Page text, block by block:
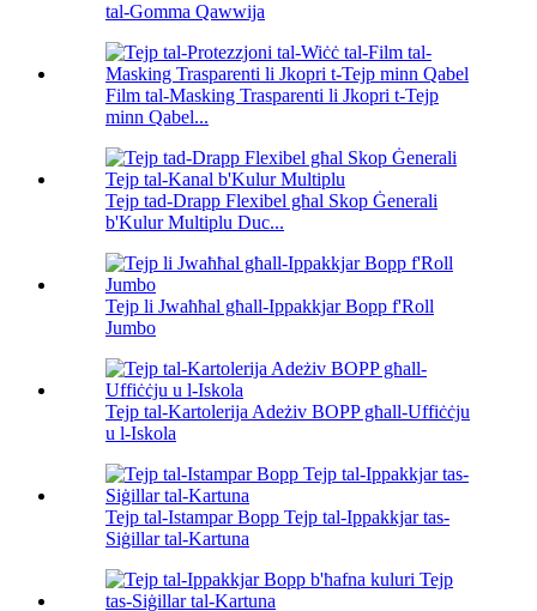
tal-Gomma Qawwija
Film tal-Masking Trasparenti li Jkopri t-Tejp
minn Qabel...
Tejp tad-Drapp Flexibel għal Skop Ġenerali
b'Kulur Multiplu Duc...
Tejp li Jwaħħal għall-Ippakkjar Bopp f'Roll
Jumbo
Tejp tal-Kartolerija Adeżiv BOPP għall-Uffiċċju
u l-Iskola
Tejp tal-Istampar Bopp Tejp tal-Ippakkjar tas-
Siġillar tal-Kartuna